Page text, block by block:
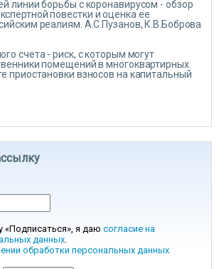
линии борьбы с коронавирусом - обзор
повестки и оценка ее
реалиям. А.С.Пузанов, К.В.Боброва
счета - риск, с которым могут
помещений в многоквартирных
приостановки взносов на капитальный
«Подписаться», я даю согласие на
данных.
обработки персональных данных